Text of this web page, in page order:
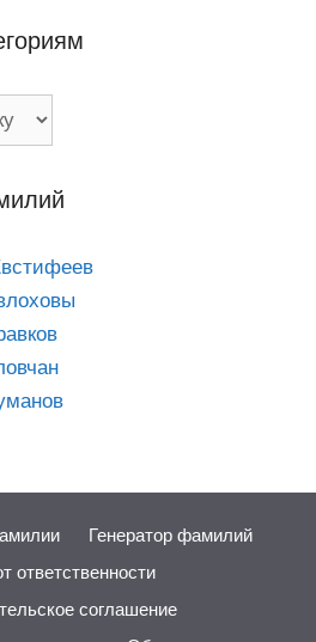
Генератор фамилий
ответственности
соглашение